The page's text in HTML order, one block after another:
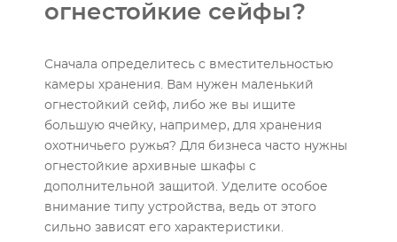
огнестойкие сейфы?
Сначала определитесь с вместительностью
камеры хранения. Вам нужен маленький
огнестойкий сейф, либо же вы ищите
большую ячейку, например, для хранения
охотничьего ружья? Для бизнеса часто нужны
огнестойкие архивные шкафы с
дополнительной защитой. Уделите особое
внимание типу устройства, ведь от этого
сильно зависят его характеристики.